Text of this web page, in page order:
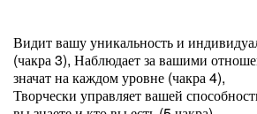
Видит вашу уникальность и
(чакра 3), Наблюдает за вашими
значат на каждом уровне (чакра 4),
Творчески управляет вашей